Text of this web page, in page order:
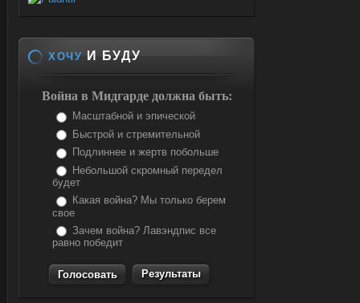
ХОЧУ И БУДУ
Война в Мидгарде должна быть:
Масштабной и эпической
Быстрой и стремительной
Подлиннее и жертв побольше
Небольшой скромный передел
будет
Какая война? Мы только берем
свое
Зачем война? Лавэндпис все
равно победит
Результаты